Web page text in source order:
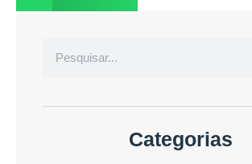
Categorias